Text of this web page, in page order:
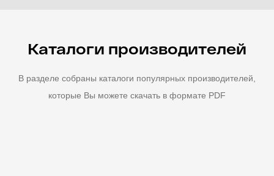
Каталоги производителей
В разделе собраны каталоги популярных производителей,
которые Вы можете скачать в формате PDF